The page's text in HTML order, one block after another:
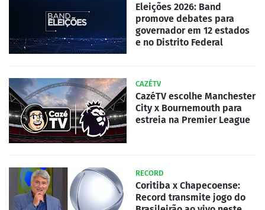
Eleições 2026: Band
promove debates para
governador em 12 estados
e no Distrito Federal
CAZÉTV
CazéTV escolhe Manchester
City x Bournemouth para
estreia na Premier League
RECORD
Coritiba x Chapecoense:
Record transmite jogo do